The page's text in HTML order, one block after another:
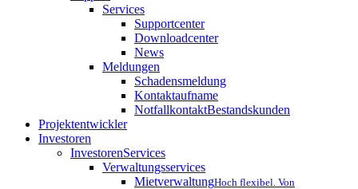
Services
Supportcenter
Downloadcenter
News
Meldungen
Schadensmeldung
Kontaktaufname
NotfallkontaktBestandskunden
Projektentwickler
Investoren
InvestorenServices
Verwaltungsservices
MietverwaltungHoch flexibel. Von